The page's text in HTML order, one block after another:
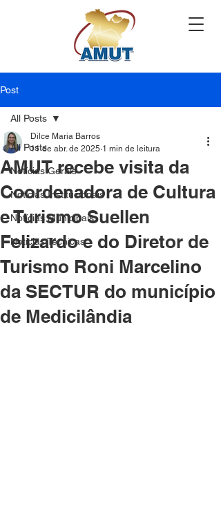
Post
All Posts
Notícias Gerais
Notícias Institucionais
Notícias Municipais
Notícias Técnicas
All Posts
AMUT recebe visita da
Coordenadora de Cultura
e Turismo Suellen
Felizardo e do Diretor de
Turismo Roni Marcelino
da SECTUR do município
de Medicilândia
Dilce Maria Barros
11 de abr. de 2025 1 min de leitura